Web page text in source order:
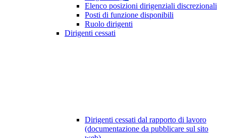
Elenco posizioni dirigenziali discrezionali
Posti di funzione disponibili
Ruolo dirigenti
Dirigenti cessati
Dirigenti cessati dal rapporto di lavoro
(documentazione da pubblicare sul sito